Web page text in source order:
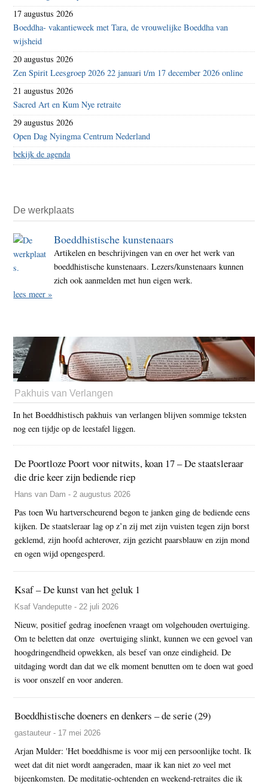
17 augustus 2026
Boeddha- vakantieweek met Tara, de vrouwelijke Boeddha van
wijsheid
20 augustus 2026
Zen Spirit Leesgroep 2026 22 januari t/m 17 december 2026 online
21 augustus 2026
Sacred Art en Kum Nye retraite
29 augustus 2026
Open Dag Nyingma Centrum Nederland
bekijk de agenda
De werkplaats
Boeddhistische kunstenaars
Artikelen en beschrijvingen van en over het werk van
boeddhistische kunstenaars. Lezers/kunstenaars kunnen
zich ook aanmelden met hun eigen werk.
lees meer »
Pakhuis van Verlangen
In het Boeddhistisch pakhuis van verlangen blijven sommige teksten
nog een tijdje op de leestafel liggen.
De Poortloze Poort voor nitwits, koan 17 – De staatsleraar
die drie keer zijn bediende riep
Hans van Dam - 2 augustus 2026
Pas toen Wu hartverscheurend begon te janken ging de bediende eens
kijken. De staatsleraar lag op z’n zij met zijn vuisten tegen zijn borst
geklemd, zijn hoofd achterover, zijn gezicht paarsblauw en zijn mond
en ogen wijd opengesperd.
Ksaf – De kunst van het geluk 1
Ksaf Vandeputte - 22 juli 2026
Nieuw, positief gedrag inoefenen vraagt om volgehouden overtuiging.
Om te beletten dat onze overtuiging slinkt, kunnen we een gevoel van
hoogdringendheid opwekken, als besef van onze eindigheid. De
uitdaging wordt dan dat we elk moment benutten om te doen wat goed
is voor onszelf en voor anderen.
Boeddhistische doeners en denkers – de serie (29)
gastauteur - 17 mei 2026
Arjan Mulder: 'Het boeddhisme is voor mij een persoonlijke tocht. Ik
weet dat dit niet wordt aangeraden, maar ik kan niet zo veel met
bijeenkomsten. De meditatie-ochtenden en weekend-retraites die ik